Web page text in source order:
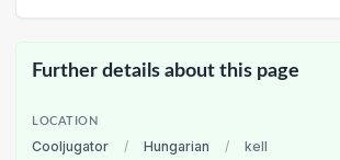
Further details about this page
LOCATION
Cooljugator / Hungarian / kell